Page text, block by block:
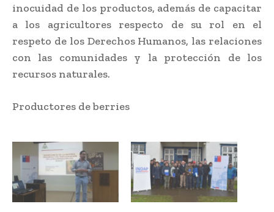
inocuidad de los productos, además de capacitar
a los agricultores respecto de su rol en el
respeto de los Derechos Humanos, las relaciones
con las comunidades y la protección de los
recursos naturales.
Productores de berries